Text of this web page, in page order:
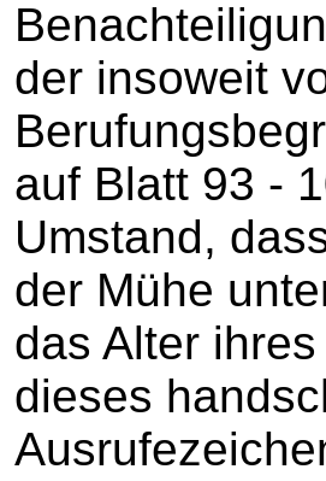
der insoweit
auf Blatt 93 -
Umstand,
der Mühe
das Alter
dieses